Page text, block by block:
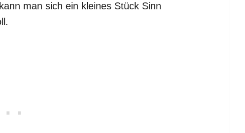
man sich ein kleines Stück Sinn